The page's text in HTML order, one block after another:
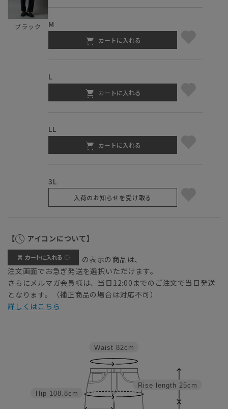
ブラック M
カートに入れる
L
カートに入れる
LL
カートに入れる
3L
入荷のお知らせを受け取る
【 アイコンについて】
の表示の商品は、
注文画面でお急ぎ発送を選択いただけます。
さらにメルマガ会員様は、当日12:00までのご注文で当日発送
となります。（補正商品の場合は対応不可）
詳しくはこちら
Rise length 25cm
Hip 108.8cm
Waist 82cm